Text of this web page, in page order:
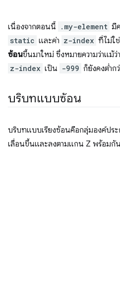
เนื่องจากตอนนี้ .my-element มี
static และค่า z-index ที่ไม่ใช่
ซ้อนขึ้นมาใหม่ ซึ่งหมายความว่าแม้
z-index เป็น -999 ก็ยังคงต่ำก
บริบทแบบซ้อน
บริบทแบบเรียงซ้อนคือกลุ่มองค์ปร
เลื่อนขึ้นและลงตามแกน Z พร้อมกัน